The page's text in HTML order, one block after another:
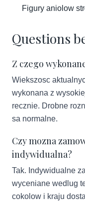
Figury aniolow
Questions
Z czego
Wiekszosc
wykonana z
recznie. Drobne
sa normalne.
Czy mozna
indywidualna?
Tak. Indywidualne
wyceniane wedlug
cokolow i kraju